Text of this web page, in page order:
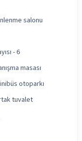
salonu
- 6
masası
otoparkı
tuvalet